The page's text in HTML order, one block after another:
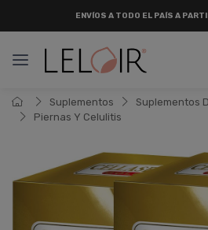
ENVÍOS A TODO EL PAÍS A
Suplementos
Suplementos
Piernas Y Celulitis